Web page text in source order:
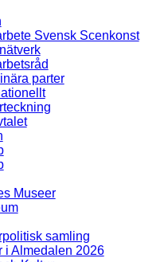
Svensk Scenkonst
parter
Museer
samling
i Almedalen 2026